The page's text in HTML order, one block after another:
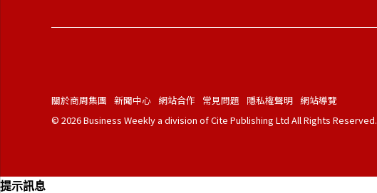
關於商周集團 新聞中心 網站合作 常見問題 隱私權聲明 網站導覽
© 2026 Business Weekly a division of Cite Publishing Ltd All Rights Reserved.
提示訊息